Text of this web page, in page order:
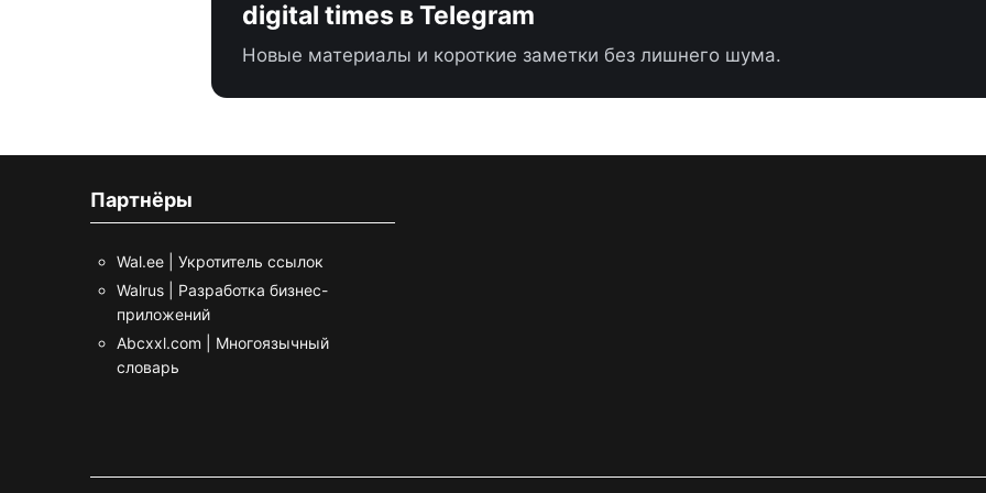
digital times в Telegram
Новые материалы и короткие заметки без лишнего шума.
Партнёры
Wal.ee | Укротитель ссылок
Walrus | Разработка бизнес-
приложений
Abcxxl.com | Многоязычный
словарь